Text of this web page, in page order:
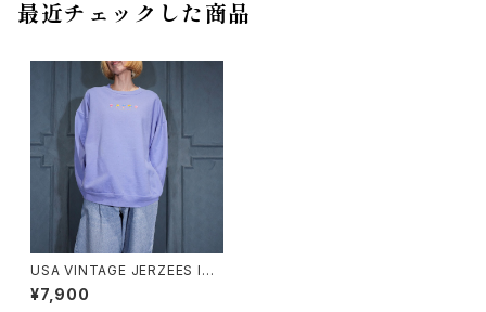
最近チェックした商品
USA VINTAGE JERZEES ICE
CREAM EMBROIDERY DESI
GN SWEAT SHIRT/アメリカ古
¥7,900